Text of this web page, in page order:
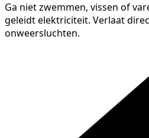
Ga niet zwemmen, vissen of
geleidt elektriciteit. Verlaat
onweersluchten.